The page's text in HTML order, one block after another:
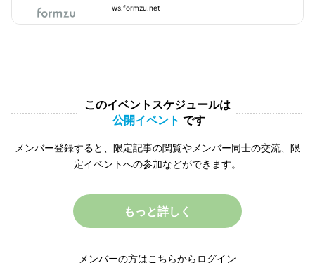
ws.formzu.net
このイベントスケジュールは
公開イベント です
メンバー登録すると、限定記事の閲覧やメンバー同士の交流、限
定イベントへの参加などができます。
もっと詳しく
メンバーの方はこちらからログイン